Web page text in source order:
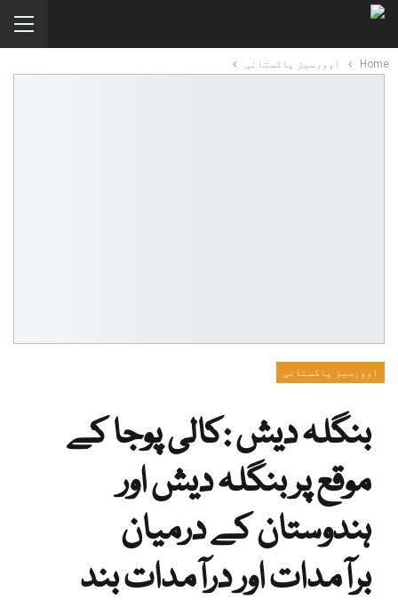
Home اوورسیز پاکستانی
اوورسیز پاکستانی
بنگلہ دیش :کالی پوجا کے
موقع پر بنگلہ دیش اور
ہندوستان کے درمیان
برآمدات اور درآمدات بند